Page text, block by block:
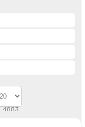
4883